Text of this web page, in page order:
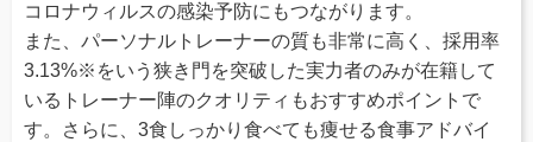
コロナウィルスの感染予防にもつながります。
また、パーソナルトレーナーの質も非常に高く、採用率
3.13%※をいう狭き門を突破した実力者のみが在籍して
いるトレーナー陣のクオリティもおすすめポイントで
す。さらに、3食しっかり食べても痩せる食事アドバイ